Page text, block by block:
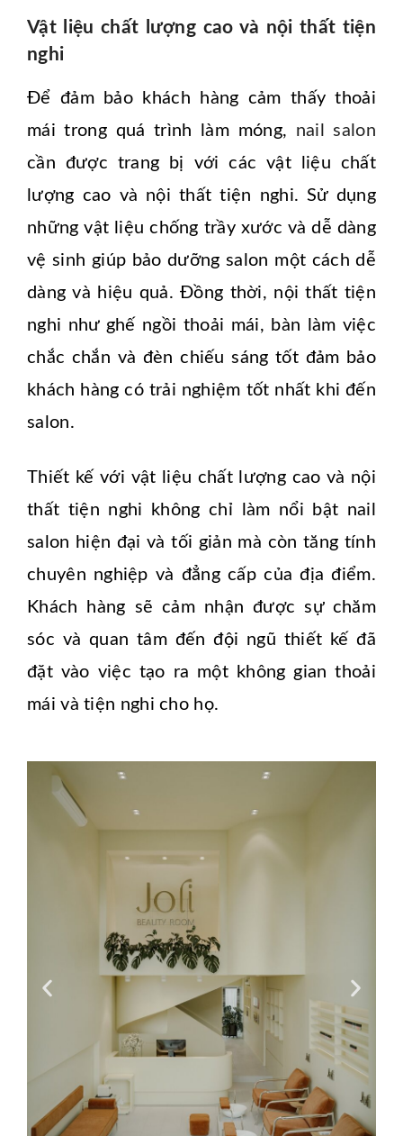
Vật liệu chất lượng cao và nội thất tiện
nghi
Để đảm bảo khách hàng cảm thấy thoải
mái trong quá trình làm móng, nail salon
cần được trang bị với các vật liệu chất
lượng cao và nội thất tiện nghi. Sử dụng
những vật liệu chống trầy xước và dễ dàng
vệ sinh giúp bảo dưỡng salon một cách dễ
dàng và hiệu quả. Đồng thời, nội thất tiện
nghi như ghế ngồi thoải mái, bàn làm việc
chắc chắn và đèn chiếu sáng tốt đảm bảo
khách hàng có trải nghiệm tốt nhất khi đến
salon.
Thiết kế với vật liệu chất lượng cao và nội
thất tiện nghi không chỉ làm nổi bật nail
salon hiện đại và tối giản mà còn tăng tính
chuyên nghiệp và đẳng cấp của địa điểm.
Khách hàng sẽ cảm nhận được sự chăm
sóc và quan tâm đến đội ngũ thiết kế đã
đặt vào việc tạo ra một không gian thoải
mái và tiện nghi cho họ.